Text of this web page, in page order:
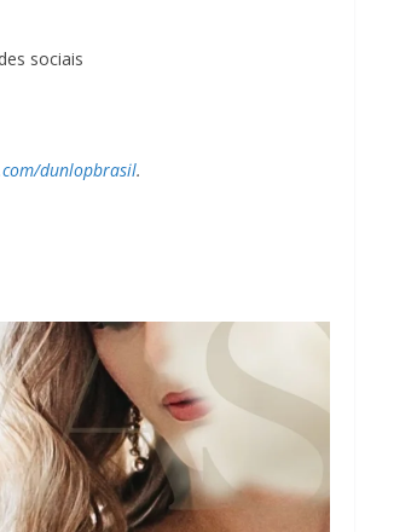
sociais
dunlopbrasil.